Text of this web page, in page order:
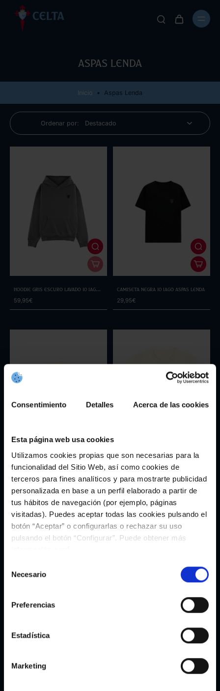
Consentimiento Detalles Acerca de las cookies
Esta página web usa cookies
Utilizamos cookies propias que son necesarias para la
funcionalidad del Sitio Web, así como cookies de
terceros para fines analíticos y para mostrarte publicidad
personalizada en base a un perfil elaborado a partir de
tus hábitos de navegación (por ejemplo, páginas
visitadas). Puedes aceptar todas las cookies pulsando el
botón “Aceptar” o configurarlas o rechazar su uso
pulsando el botón “Configurar”. Puede obtener más
Necesario
Preferencias
Estadística
Marketing
Aspas Lenda
Inicio • Aspas Lenda
Ordenar por:
Hoodie Gris Escuro Lavado 10 Iago
Aspas Lenda
59,95€
Camiseta Negra 10 Iago Aspas Lenda
29,95€
Iago Aspas Lenda Celeste
54,95€
Iago Aspas Lenda Celeste
24,95€
Lenda
5,95€